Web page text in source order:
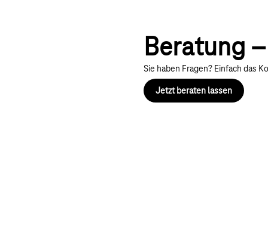
Beratung
Sie haben Fragen? Einfach das
Jetzt beraten lassen